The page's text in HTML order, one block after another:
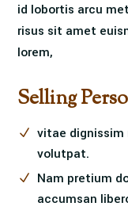
id lobortis arcu
risus sit amet
lorem,
Selling
vitae dignissim
volutpat.
Nam pretium
accumsan